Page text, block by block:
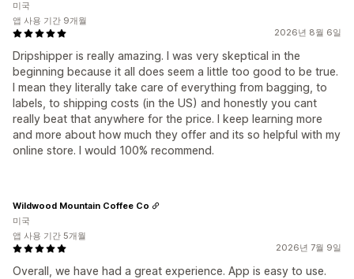
2026년 8월 6일
Dripshipper is really amazing. I was very skeptical in the
beginning because it all does seem a little too good to be true.
I mean they literally take care of everything from bagging, to
labels, to shipping costs (in the US) and honestly you cant
really beat that anywhere for the price. I keep learning more
and more about how much they offer and its so helpful with my
online store. I would 100% recommend.
미국
앱 사용 기간 9개월
2026년 7월 9일
Overall, we have had a great experience. App is easy to use.
Wildwood Mountain Coffee Co
미국
앱 사용 기간 5개월